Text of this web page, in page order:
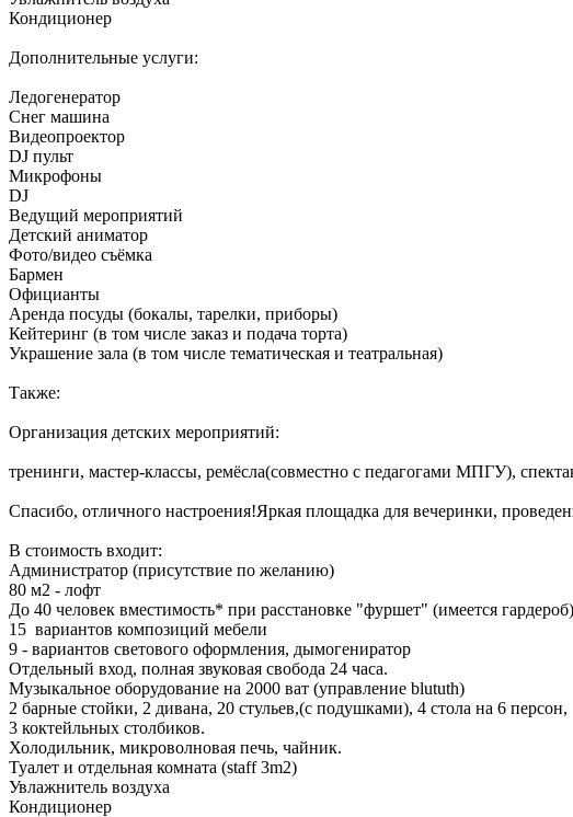
Кондиционер
Дополнительные услуги:
Ледогенератор
Снег машина
Видеопроектор
DJ пульт
Микрофоны
DJ
Ведущий мероприятий
Детский аниматор
Фото/видео съёмка
Бармен
Официанты
Аренда посуды (бокалы, тарелки, приборы)
Кейтеринг (в том числе заказ и подача торта)
Украшение зала (в том числе тематическая и театральная)
Также:
Организация детских мероприятий:
тренинги, мастер-классы, ремёсла(совместно с педагогами МПГУ),
Спасибо, отличного настроения!Яркая площадка для вечеринки,
В стоимость входит:
Администратор (присутствие по желанию)
80 м2 - лофт
До 40 человек вместимость* при расстановке "фуршет" (имеется гардероб)
15 вариантов композиций мебели
9 - вариантов светового оформления, дымогениратор
Отдельный вход, полная звуковая свобода 24 часа.
Музыкальное оборудование на 2000 ват (управление blututh)
2 барные стойки, 2 дивана, 20 стульев,(с подушками), 4 стола на 6 персон,
3 коктейльных столбиков.
Холодильник, микроволновая печь, чайник.
Туалет и отдельная комната (staff 3m2)
Увлажнитель воздуха
Кондиционер